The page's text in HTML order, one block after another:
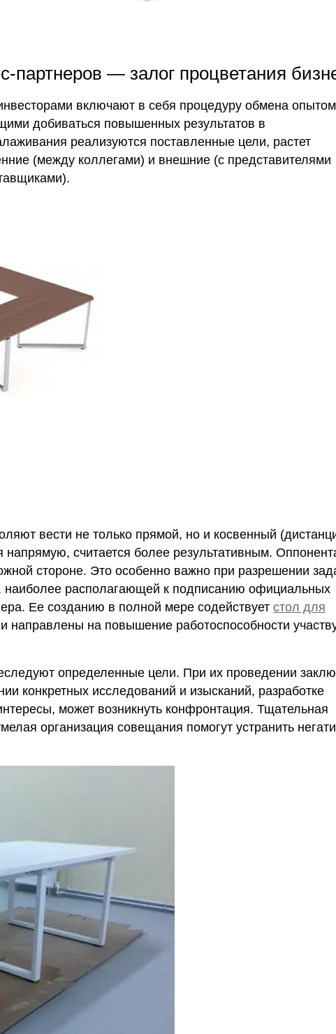
партнеров ― залог процветания
включают в себя процедуру обмена опытом
добиваться повышенных результатов в
реализуются поставленные цели, растет
(между коллегами) и внешние (с представителями
вести не только прямой, но и косвенный
считается более результативным.
стороне. Это особенно важно при разрешении
располагающей к подписанию официальных
Ее созданию в полной мере содействует стол для
направлены на повышение работоспособности
определенные цели. При их проведении
конкретных исследований и изысканий, разработке
может возникнуть конфронтация. Тщательная
организация совещания помогут устранить